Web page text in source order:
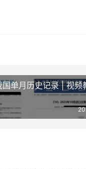
单月历史记录 | 视频